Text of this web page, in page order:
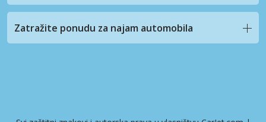
Zatražite ponudu za najam automobila